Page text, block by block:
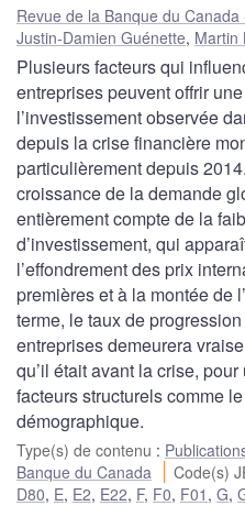
Revue de la Banque du
Justin-Damien Guénette, Martin
Plusieurs facteurs qui
entreprises peuvent offrir
l’investissement observée
depuis la crise financière
particulièrement depuis
croissance de la demande
entièrement compte de la
d’investissement, qui
l’effondrement des prix
premières et à la montée de
terme, le taux de
entreprises demeurera
qu’il était avant la crise,
facteurs structurels comme
démographique.
Type(s) de contenu :
Banque du Canada
Code(s)
D80, E, E2, E22, F, F0, F01 , G,